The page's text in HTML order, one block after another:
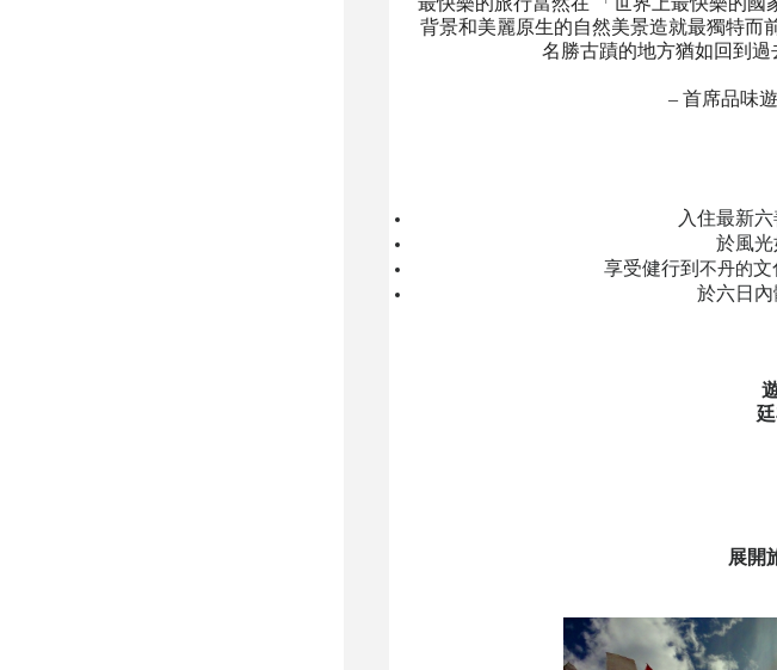
背景和美麗原生的自然美景造就最獨特而
名勝古蹟的地方猶如回到過
– 首席品味
入住最新
於風光
享受健行到 不丹的文
於六日
展開